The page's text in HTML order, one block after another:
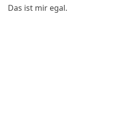
Das ist mir egal.